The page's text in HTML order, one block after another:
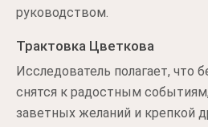
руководством.
Трактовка Цветкова
Исследователь полагает, что
снятся к радостным
заветных желаний и крепкой